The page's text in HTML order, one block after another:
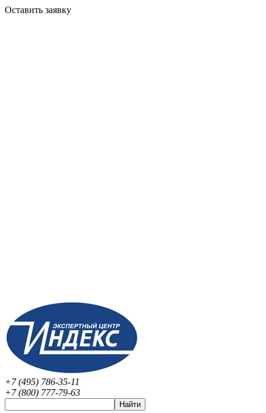
Оставить заявку
+7 (495) 786-35-11
+7 (800) 777-79-63